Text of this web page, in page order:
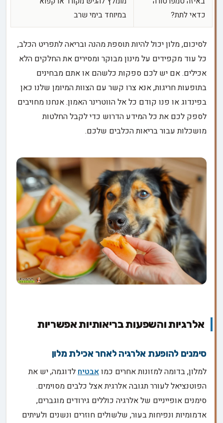
כדאי לתת?
במיוחד בימי שרב
לסיכום, מלון יכול להיות תוספת מהנה ובריאה לתפריט הכלב,
כל עוד מקפידים על מינון מבוקר ומסירים את החלקים הלא
אכילים. אם יש לכם ספקות כלשהם או אתם מבחינים
בתופעות חריגות, אנא צרו קשר עם הצוות המיומן שלנו כאן
בפינדוג או פנו קודם כל אל הווטרינר האמון. אנחנו מחויבים
לספק לכם את כל המידע הדרוש כדי לקבל החלטות
מושכלות עבור בריאות הכלבים שלכם.
אלרגיות והשפעות בריאותיות אפשריות
סימנים להופעת אלרגיה לאחר אכילת מלון
למלון, בדומה למזונות אחרים כמואבטיחלדוגמה, יש את
הפוטנציאל לעורר תגובה אלרגית אצל כלבים מסוימים.
סימנים אופייניים של אלרגיה כוללים גירודים מוגברים,
אדמומיות ונפיחות בעור, שלשולים חוזרים ונשנים ולעיתים